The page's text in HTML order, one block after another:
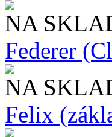
NA
Federer
NA
Felix